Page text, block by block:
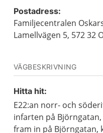
Postadress:
Familjecentralen
Lamellvägen 5, 572 32
VÄGBESKRIVNING
Hitta hit:
E22:an norr- och
infarten på
fram in på Björngatan,